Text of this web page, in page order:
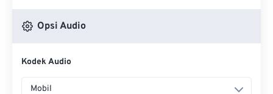
Opsi Audio
Kodek Audio
Mobil